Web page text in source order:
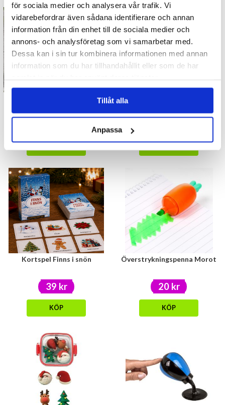
för sociala medier och analysera vår trafik. Vi
vidarebefordrar även sådana identifierare och annan
information från din enhet till de sociala medier och
annons- och analysföretag som vi samarbetar med.
Dessa kan i sin tur kombinera informationen med annan
information som du har tillhandahållit eller som de har
Tillåt alla
Anpassa
Kortspel Finns i snön
39 kr
KÖP
Överstrykningspenna Morot
20 kr
KÖP